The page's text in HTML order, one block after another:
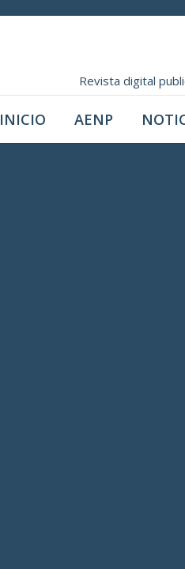
Revista digital
INICIO AENP